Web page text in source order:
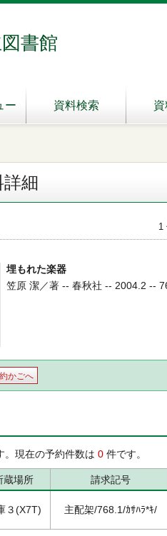
書館
ー 資料検索
詳細
1
埋もれた楽器
笠原 潔／著 -- 春秋社 -- 2004.2 --
かごへ
。現在の予約件数は 0 件です。
蔵場所 請求記号
３(X7T) 主配架/768.1/ｶｻﾊﾗ*ｷ/